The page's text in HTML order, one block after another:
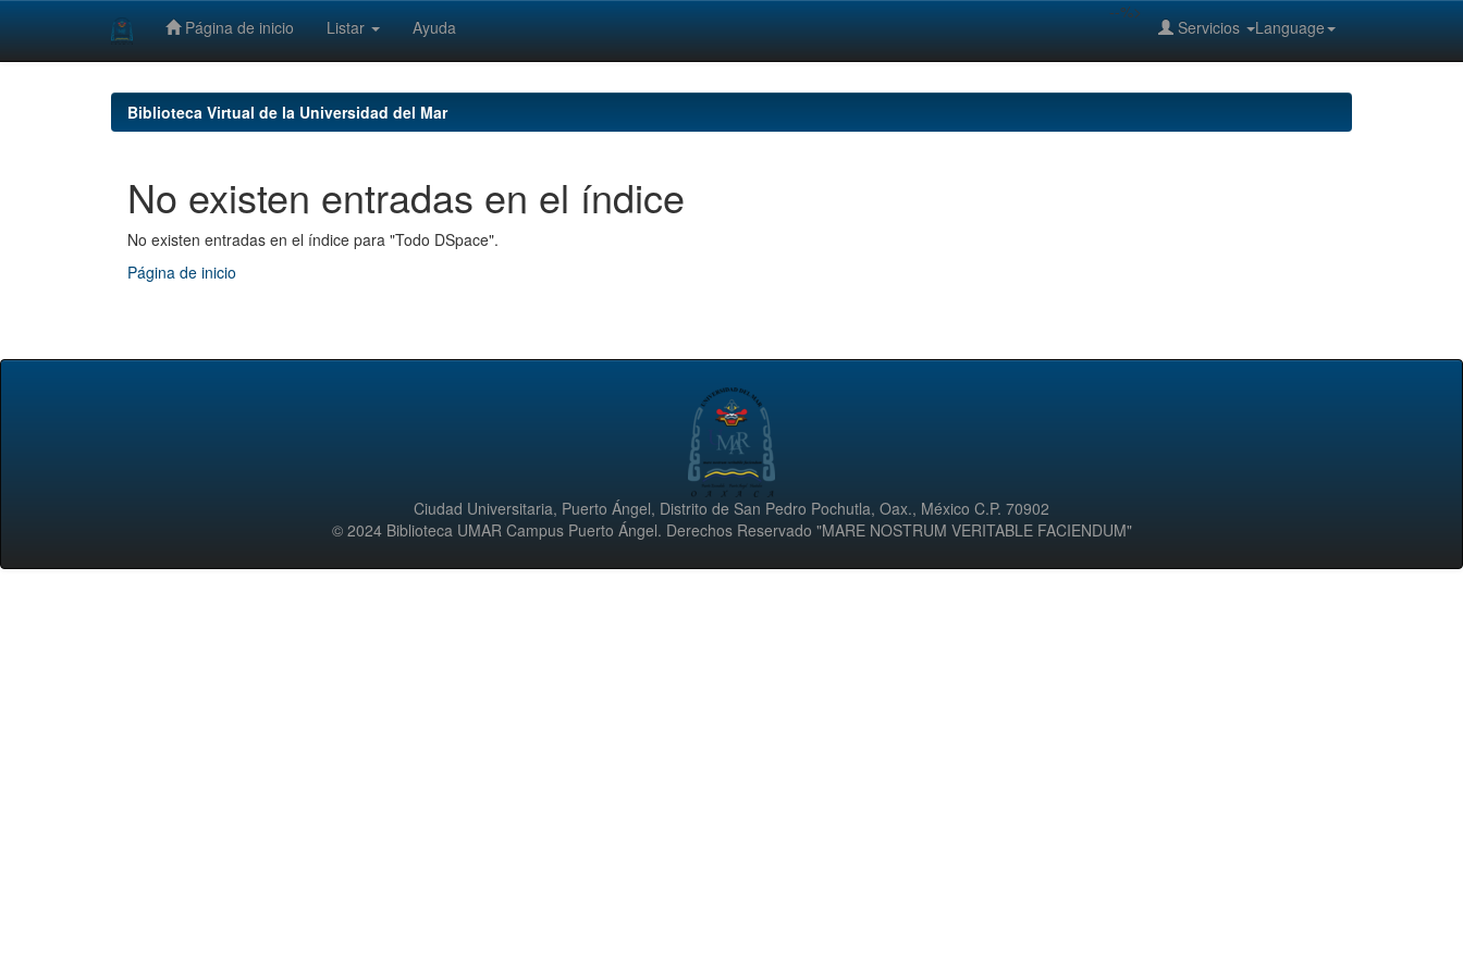
Página de inicio Listar Ayuda Language
Servicios
--%>
Biblioteca Virtual de la Universidad del Mar
No existen entradas en el índice
No existen entradas en el índice para "Todo DSpace".
Página de inicio
Ciudad Universitaria, Puerto Ángel, Distrito de San Pedro Pochutla, Oax., México C.P. 70902
© 2024 Biblioteca UMAR Campus Puerto Ángel. Derechos Reservado "MARE NOSTRUM VERITABLE FACIENDUM"